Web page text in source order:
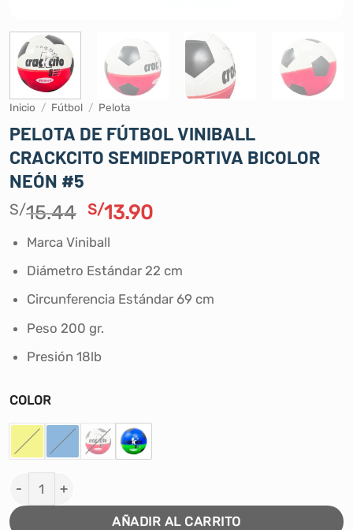
Inicio / Fútbol / Pelota
PELOTA DE FÚTBOL VINIBALL
CRACKCITO SEMIDEPORTIVA BICOLOR
NEÓN #5
S/15.44 El
original
era:
S/15.44.
S/13.90El
es:
S/13.90.
Marca Viniball
Diámetro Estándar 22 cm
Circunferencia Estándar 69 cm
Peso 200 gr.
Presión 18lb
COLOR
PELOTA DE FÚTBOL VINIBALL CRACKCITO
AÑADIR AL CARRITO